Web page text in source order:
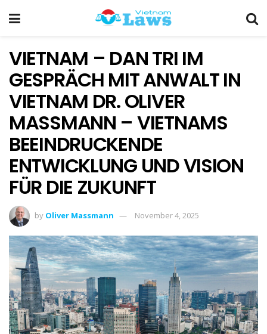
VIETNAM – DAN TRI IM
GESPRÄCH MIT ANWALT IN
VIETNAM DR. OLIVER
MASSMANN – VIETNAMS
BEEINDRUCKENDE
ENTWICKLUNG UND VISION
FÜR DIE ZUKUNFT
by Oliver Massmann November 4, 2025